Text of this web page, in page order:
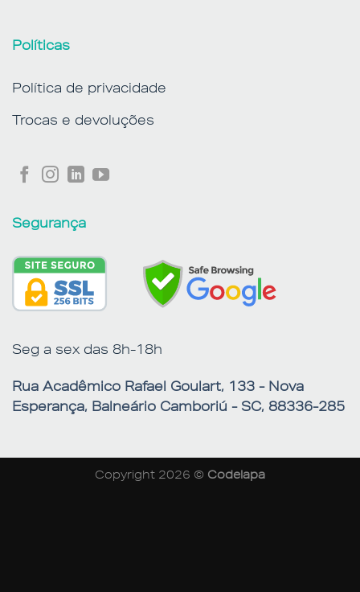
Políticas
Política de privacidade
Trocas e devoluções
Segurança
Seg a sex das 8h-18h
Rua Acadêmico Rafael Goulart, 133 - Nova
Esperança, Balneário Camboriú - SC, 88336-285
Copyright 2026 © Codelapa